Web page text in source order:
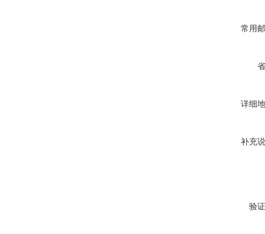
常用
详细
补充
验